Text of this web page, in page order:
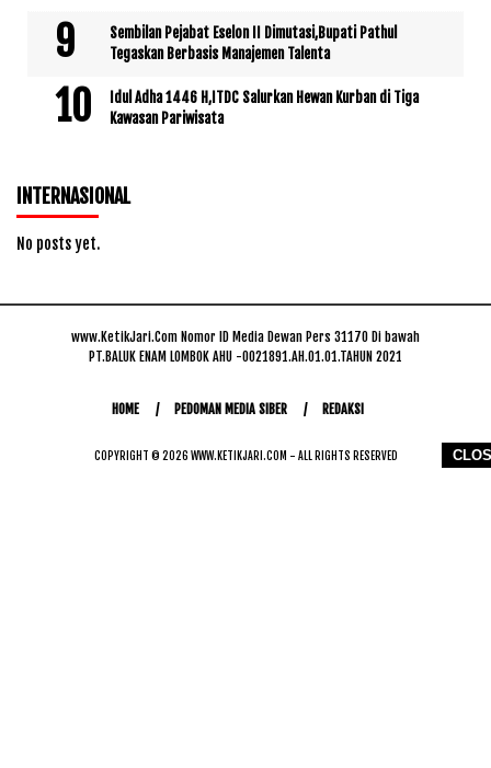
Sembilan Pejabat Eselon II Dimutasi,Bupati Pathul
Tegaskan Berbasis Manajemen Talenta
Idul Adha 1446 H,ITDC Salurkan Hewan Kurban di Tiga
Kawasan Pariwisata
INTERNASIONAL
No posts yet.
www.KetikJari.Com Nomor ID Media Dewan Pers 31170 Di bawah
PT.BALUK ENAM LOMBOK AHU -0021891.AH.01.01.TAHUN 2021
HOME PEDOMAN MEDIA SIBER REDAKSI
COPYRIGHT © 2026 WWW.KETIKJARI.COM - ALL RIGHTS RESERVED